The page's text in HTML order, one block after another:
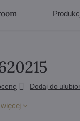
Dodaj do